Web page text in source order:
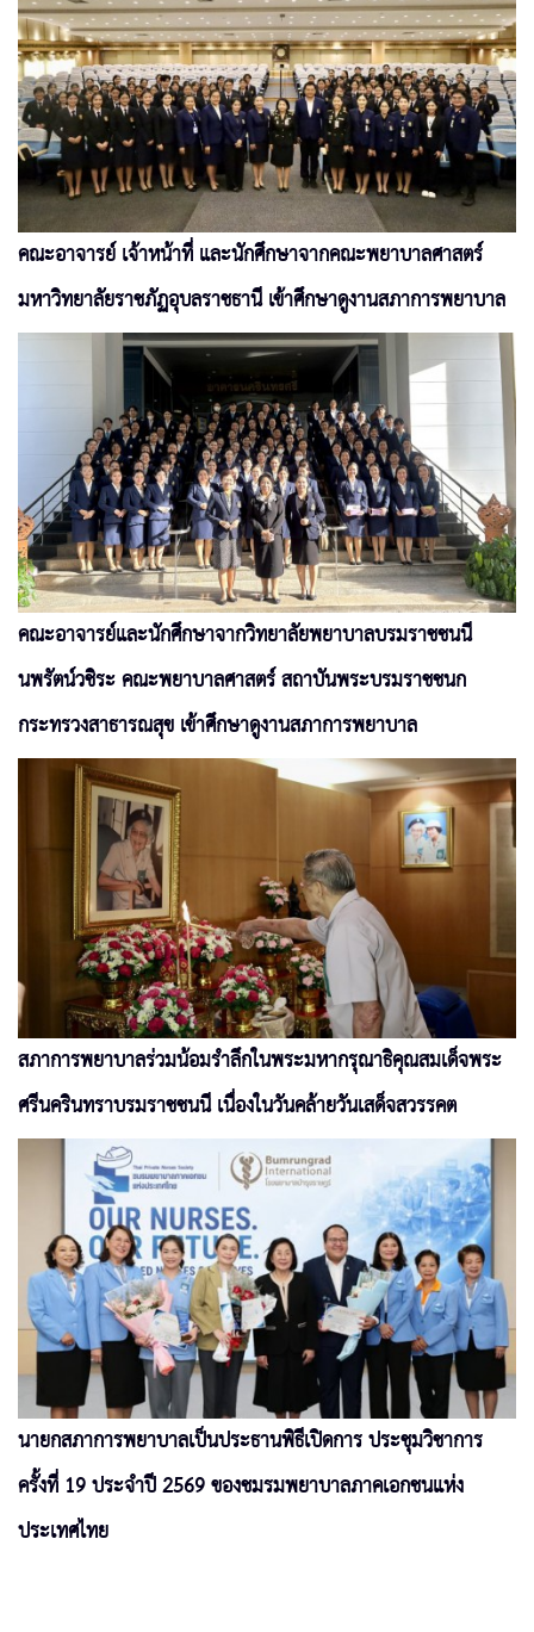
คณะอาจารย์ เจ้าหน้าที่ และนักศึกษาจากคณะพยาบาลศาสตร์
มหาวิทยาลัยราชภัฏอุบลราชธานี เข้าศึกษาดูงานสภาการพยาบาล
คณะอาจารย์และนักศึกษาจากวิทยาลัยพยาบาลบรมราชชนนี
นพรัตน์วชิระ คณะพยาบาลศาสตร์ สถาบันพระบรมราชชนก
กระทรวงสาธารณสุข เข้าศึกษาดูงานสภาการพยาบาล
สภาการพยาบาลร่วมน้อมรำลึกในพระมหากรุณาธิคุณสมเด็จพระ
ศรีนครินทราบรมราชชนนี เนื่องในวันคล้ายวันเสด็จสวรรคต
นายกสภาการพยาบาลเป็นประธานพิธีเปิดการ ประชุมวิชาการ
ครั้งที่ 19 ประจำปี 2569 ของชมรมพยาบาลภาคเอกชนแห่ง
ประเทศไทย